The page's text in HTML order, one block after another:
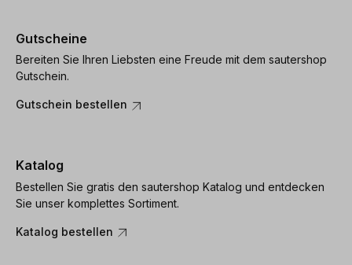
Gutscheine
Bereiten Sie Ihren Liebsten eine Freude mit dem sautershop
Gutschein.
Gutschein bestellen
Katalog
Bestellen Sie gratis den sautershop Katalog und entdecken
Sie unser komplettes Sortiment.
Katalog bestellen